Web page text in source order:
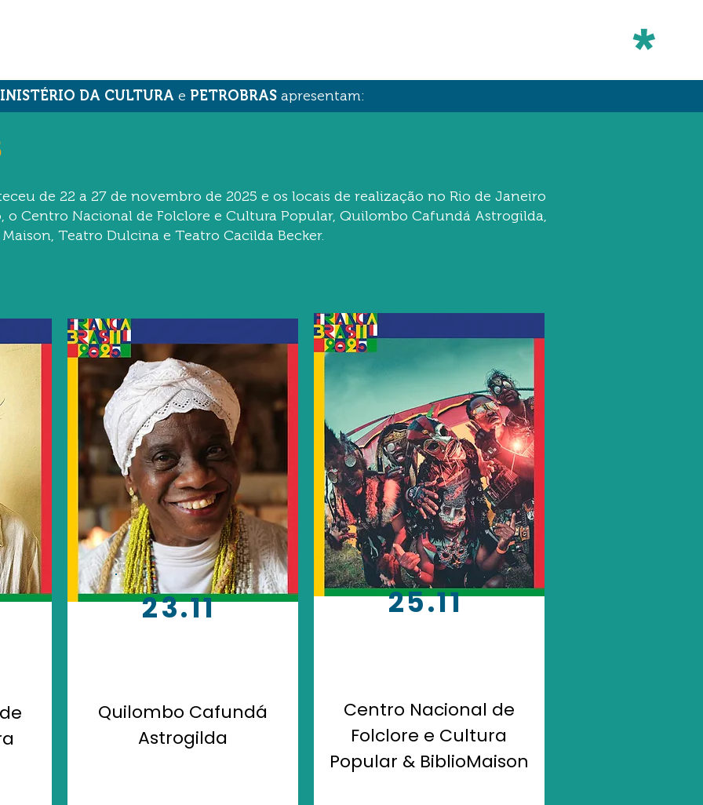
DA CULTURA e PETROBRAS apresentam:
de 22 a 27 de novembro de 2025 e os locais de realização no Rio de Janeiro
o Centro Nacional de Folclore e Cultura Popular, Quilombo Cafundá Astrogilda,
Teatro Dulcina e Teatro Cacilda Becker.
23.11
Quilombo Cafundá
Astrogilda
25.11
Centro Nacional de
Folclore e Cultura
Popular & BiblioMaison